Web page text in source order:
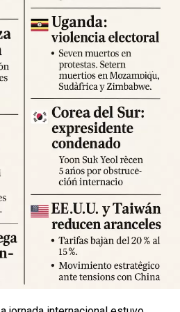
la posibilidad de réplicas
la calma y preparar
autoridades locales han
para damnificados y piden a
y la cooperación con
de Noticias